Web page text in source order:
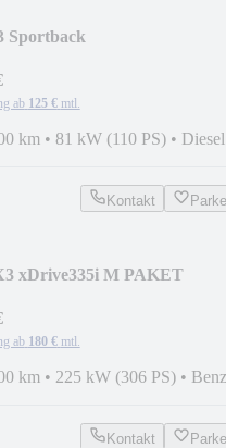
Sportback
ab 125 € mtl.
km • 81 kW (110 PS) • Diesel
Kontakt
xDrive335i M PAKET
ab 180 € mtl.
km • 225 kW (306 PS) •
Kontakt